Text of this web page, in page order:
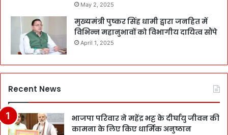
May 2, 2025
मुख्यमंत्री पुष्कर सिंह धामी द्वारा जनहित में
विभिन्न महानुभावों को विभागीय दायित्व सौंपे
April 1, 2025
Recent News
भाजपा परिवार ने महेंद्र भट्ट के दीर्घायु जीवन की
कामना के लिए किए धार्मिक अनुष्ठान